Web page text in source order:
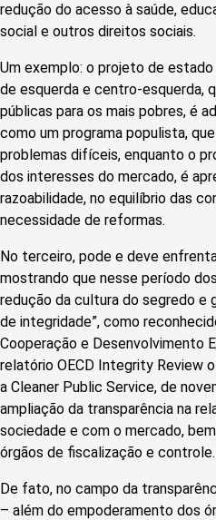
redução do acesso à saúde,
social e outros direitos sociais.
Um exemplo: o projeto de
de esquerda e centro-esquerda,
públicas para os mais pobres, é
como um programa populista,
problemas difíceis, enquanto o
dos interesses do mercado, é
razoabilidade, no equilíbrio das
necessidade de reformas.
No terceiro, pode e deve
mostrando que nesse período
redução da cultura do segredo e
de integridade”, como
Cooperação e Desenvolvimento
relatório OECD Integrity Review
a Cleaner Public Service, de
ampliação da transparência na
sociedade e com o mercado,
órgãos de fiscalização e controle.
De fato, no campo da
– além do empoderamento dos